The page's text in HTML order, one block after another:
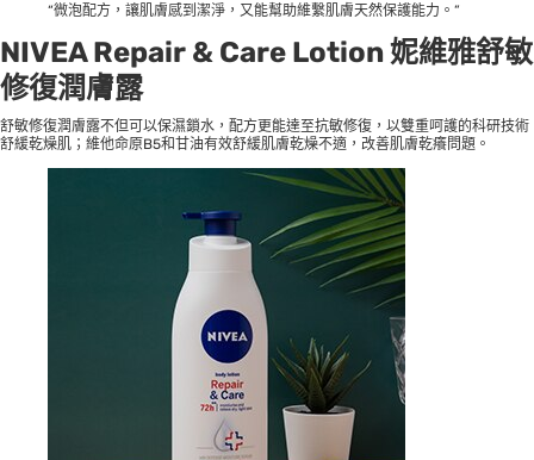
“微泡配方，讓肌膚感到潔淨，又能幫助維繫肌膚天然保護能力。”
NIVEA Repair & Care Lotion 妮維雅舒敏
修復潤膚露
舒敏修復潤膚露不但可以保濕鎖水，配方更能達至抗敏修復，以雙重呵護的科研技術
舒緩乾燥肌；維他命原B5和甘油有效舒緩肌膚乾燥不適，改善肌膚乾癢問題。